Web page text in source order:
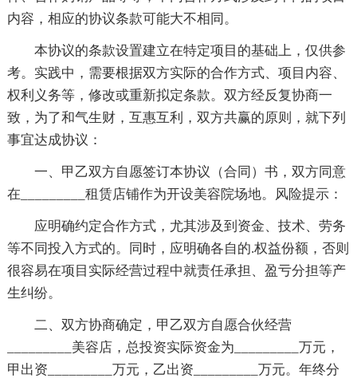
内容，相应的协议条款可能大不相同。
本协议的条款设置建立在特定项目的基础上，仅供参
考。实践中，需要根据双方实际的合作方式、项目内容、
权利义务等，修改或重新拟定条款。双方经反复协商一
致，为了和气生财，互惠互利，双方共赢的原则，就下列
事宜达成协议：
一、甲乙双方自愿签订本协议（合同）书，双方同意
在_________租赁店铺作为开设美容院场地。风险提示：
应明确约定合作方式，尤其涉及到资金、技术、劳务
等不同投入方式的。同时，应明确各自的.权益份额，否则
很容易在项目实际经营过程中就责任承担、盈亏分担等产
生纠纷。
二、双方协商确定，甲乙双方自愿合伙经营
_________美容店，总投资实际资金为_________万元，
甲出资_________万元，乙出资_________万元。年终分